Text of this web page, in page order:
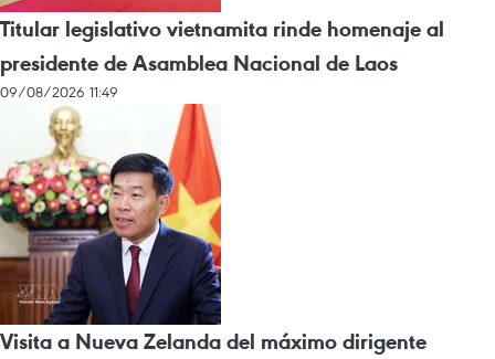
Titular legislativo vietnamita rinde homenaje al
presidente de Asamblea Nacional de Laos
09/08/2026 11:49
Visita a Nueva Zelanda del máximo dirigente